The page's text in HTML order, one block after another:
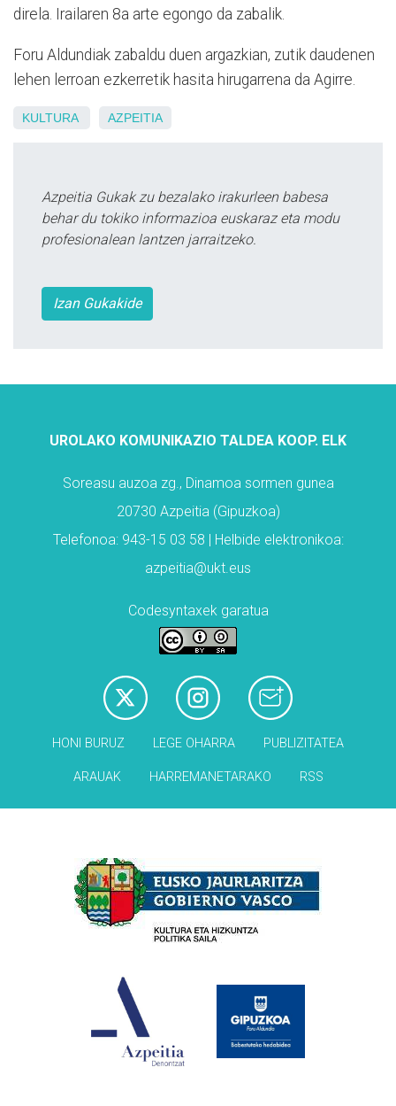
direla. Irailaren 8a arte egongo da zabalik.
Foru Aldundiak zabaldu duen argazkian, zutik daudenen
lehen lerroan ezkerretik hasita hirugarrena da Agirre.
KULTURA AZPEITIA
Azpeitia Gukak zu bezalako irakurleen babesa
behar du tokiko informazioa euskaraz eta modu
profesionalean lantzen jarraitzeko.
Izan Gukakide
UROLAKO KOMUNIKAZIO TALDEA KOOP. ELK
Soreasu auzoa zg., Dinamoa sormen gunea
20730 Azpeitia (Gipuzkoa)
Telefonoa: 943-15 03 58 | Helbide elektronikoa:
azpeitia@ukt.eus
Codesyntaxek garatua
HONI BURUZ LEGE OHARRA PUBLIZITATEA
ARAUAK HARREMANETARAKO RSS